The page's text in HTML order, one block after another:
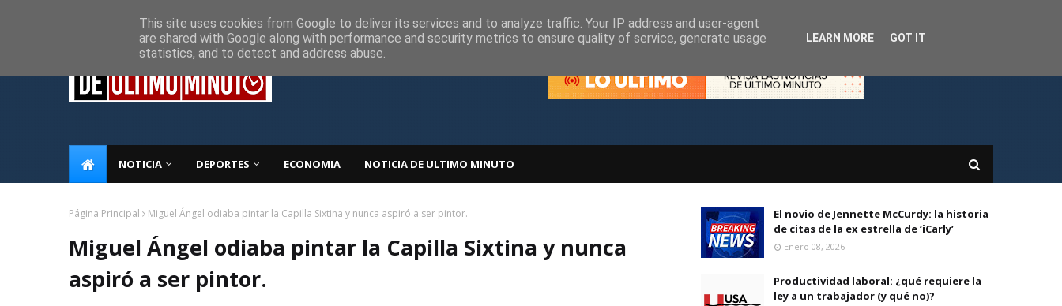
NOTICIA DEPORTES ECONOMIA NOTICIA DE ULTIMO MINUTO
Página Principal Miguel Ángel odiaba pintar la Capilla Sixtina y nunca aspiró a ser pintor.
Miguel Ángel odiaba pintar la Capilla Sixtina y nunca
aspiró a ser pintor.
El novio de Jennette McCurdy: la historia
de citas de la ex estrella de ‘iCarly’
Enero 08, 2026
Productividad laboral: ¿qué requiere la
ley a un trabajador (y qué no)?
This site uses cookies from Google to deliver its services and to analyze traffic. Your IP address and user-agent
are shared with Google along with performance and security metrics to ensure quality of service, generate usage
statistics, and to detect and address abuse.
LEARN MORE GOT IT